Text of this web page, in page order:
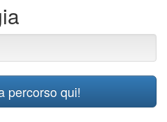
percorso qui!